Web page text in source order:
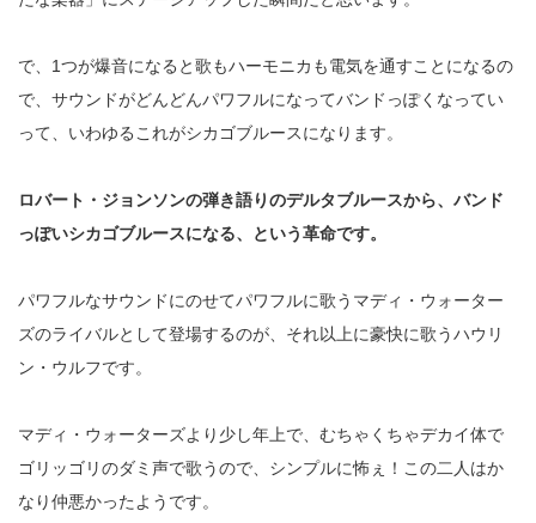
で、 1つが爆音になると歌もハーモニカも電気を通すことになるの
で、サウンドがどんどんパワフルになってバンドっぽくなってい
って、いわゆるこれがシカゴブルースになります。
ロバート・ジョンソンの弾き語りのデルタブルースから、バンド
っぽいシカゴブルースになる、という革命です。
パワフルなサウンドにのせてパワフルに歌うマディ・ウォーター
ズのライバルとして登場するのが、それ以上に豪快に歌うハウリ
ン・ウルフです。
マディ・ウォーターズより少し年上で、むちゃくちゃデカイ体で
ゴリッゴリのダミ声で歌うので、シンプルに怖ぇ！この二人はか
なり仲悪かったようです。